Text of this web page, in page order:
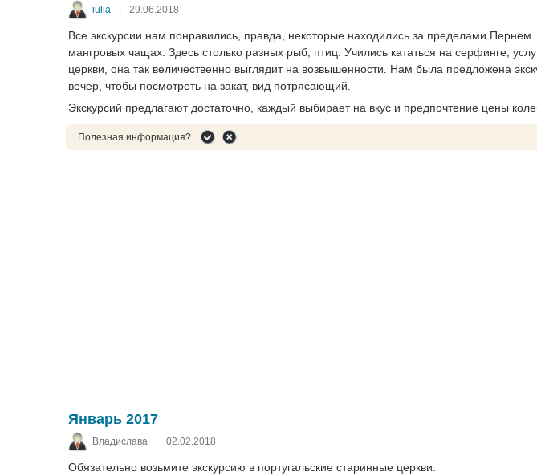
iulia | 29.06.2018
Все экскурсии нам понравились, правда, некоторые находились за пределами
мангровых чащах. Здесь столько разных рыб, птиц. Учились кататься на серфинге,
церкви, она так величественно выглядит на возвышенности. Нам была предложена
вечер, чтобы посмотреть на закат, вид потрясающий.
Экскурсий предлагают достаточно, каждый выбирает на вкус и предпочтение цены
Полезная информация?
Январь 2017
Владислава | 02.02.2018
Обязательно возьмите экскурсию в португальские старинные церкви.